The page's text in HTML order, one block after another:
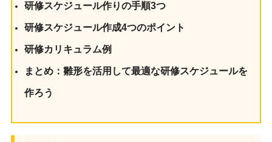
研修スケジュール作りの手順3つ
研修スケジュール作成4つのポイント
研修カリキュラム例
まとめ：雛形を活用して最適な研修スケジュールを
作ろう